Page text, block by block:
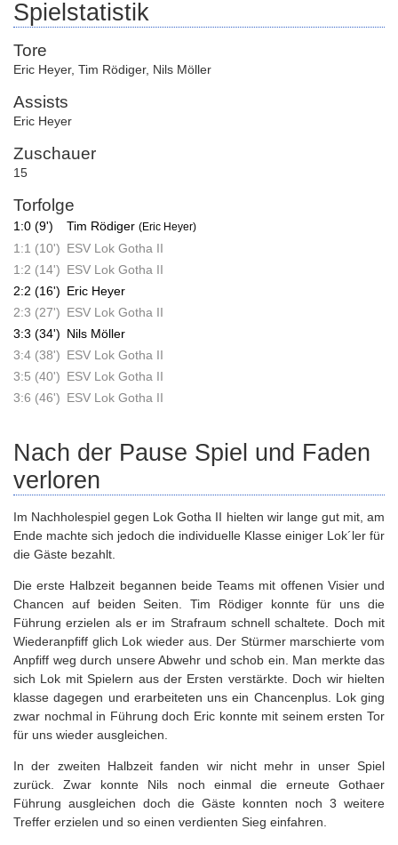
Spielstatistik
Tore
Eric Heyer, Tim Rödiger, Nils Möller
Assists
Eric Heyer
Zuschauer
15
Torfolge
1:0 (9') Tim Rödiger (Eric Heyer)
1:1 (10') ESV Lok Gotha II
1:2 (14') ESV Lok Gotha II
2:2 (16') Eric Heyer
2:3 (27') ESV Lok Gotha II
3:3 (34') Nils Möller
3:4 (38') ESV Lok Gotha II
3:5 (40') ESV Lok Gotha II
3:6 (46') ESV Lok Gotha II
Nach der Pause Spiel und Faden
verloren
Im Nachholespiel gegen Lok Gotha II hielten wir lange gut mit, am
Ende machte sich jedoch die individuelle Klasse einiger Lok´ler für
die Gäste bezahlt.
Die erste Halbzeit begannen beide Teams mit offenen Visier und
Chancen auf beiden Seiten. Tim Rödiger konnte für uns die
Führung erzielen als er im Strafraum schnell schaltete. Doch mit
Wiederanpfiff glich Lok wieder aus. Der Stürmer marschierte vom
Anpfiff weg durch unsere Abwehr und schob ein. Man merkte das
sich Lok mit Spielern aus der Ersten verstärkte. Doch wir hielten
klasse dagegen und erarbeiteten uns ein Chancenplus. Lok ging
zwar nochmal in Führung doch Eric konnte mit seinem ersten Tor
für uns wieder ausgleichen.
In der zweiten Halbzeit fanden wir nicht mehr in unser Spiel
zurück. Zwar konnte Nils noch einmal die erneute Gothaer
Führung ausgleichen doch die Gäste konnten noch 3 weitere
Treffer erzielen und so einen verdienten Sieg einfahren.